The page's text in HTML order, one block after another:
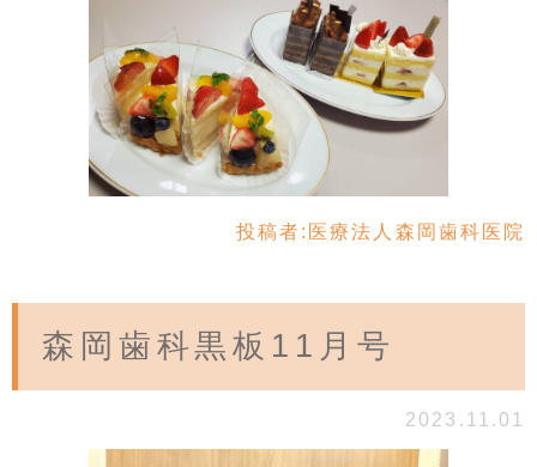
投稿者: 医療法人森岡歯科医院
森岡歯科黒板11月号
2023.11.01